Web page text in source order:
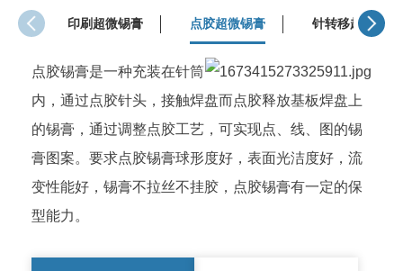
印刷超微锡膏 点胶超微锡膏 针转移超微锡膏
点胶锡膏是一种充装在针筒
内，通过点胶针头，接触焊盘而点胶释放基板焊盘上
的锡膏，通过调整点胶工艺，可实现点、线、图的锡
膏图案。要求点胶锡膏球形度好，表面光洁度好，流
变性能好，锡膏不拉丝不挂胶，点胶锡膏有一定的保
型能力。